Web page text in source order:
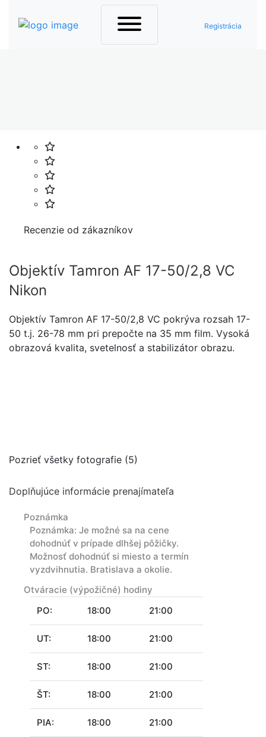
Registrácia
DomovElektronika
Recenzie od zákazníkov
Objektív Tamron AF 17-50/2,8 VC
Nikon
Objektív Tamron AF 17-50/2,8 VC pokrýva rozsah 17-
50 t.j. 26-78 mm pri prepočte na 35 mm film. Vysoká
obrazová kvalita, svetelnosť a stabilizátor obrazu.
Pozrieť všetky fotografie (5)
Doplňujúce informácie prenajímateľa
Poznámka
Poznámka: Je možné sa na cene
dohodnúť v prípade dlhšej pôžičky.
Možnosť dohodnúť si miesto a termín
vyzdvihnutia. Bratislava a okolie.
Otváracie (výpožičné) hodiny
PO:
18:00 21:00
UT: 18:00 21:00
ST: 18:00 21:00
ŠT: 18:00 21:00
PIA: 18:00 21:00